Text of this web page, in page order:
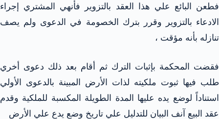
فطعن البائع علي هذا العقد بالتزوير فأنهي المشتري إجراء
الادعاء بالتزوير وقرر بترك الخصومة في الدعوى ولم يصف
تنازله بأنه مؤقت ،
فقضت المحكمة بإثبات الترك ثم أقام بعد ذلك دعوى أخري
طلب فيها ثبوت ملكيته لذات الأرض المبينة بالدعوى الأولي
استناداً لوضع يده عليها المدة الطويلة المكسبة للملكية وقدم
عقد البيع آنف البيان للتدليل علي تاريخ وضع يدع علي الأرض